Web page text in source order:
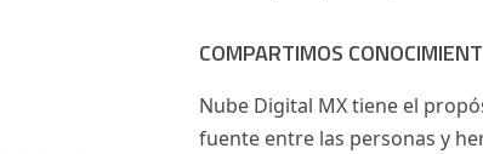
COMPARTIMOS
Nube Digital MX tiene el
fuente entre las personas y